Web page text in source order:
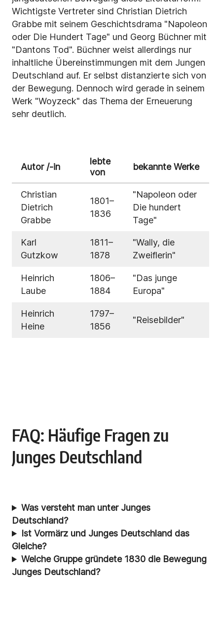
Wichtigste Vertreter sind Christian Dietrich
Grabbe mit seinem Geschichtsdrama "Napoleon
oder Die Hundert Tage" und Georg Büchner mit
"Dantons Tod". Büchner weist allerdings nur
inhaltliche Übereinstimmungen mit dem Jungen
Deutschland auf. Er selbst distanzierte sich von
der Bewegung. Dennoch wird gerade in seinem
Werk "Woyzeck" das Thema der Erneuerung
sehr deutlich.
Autor /-in
lebte
von
bekannte Werke
Christian
Dietrich
Grabbe
1801–
1836
"Napoleon oder
Die hundert
Tage"
Karl
Gutzkow
1811–
1878
"Wally, die
Zweiflerin"
Heinrich
Laube
1806–
1884
"Das junge
Europa"
Heinrich
Heine
1797–
1856
"Reisebilder"
FAQ: Häufige Fragen zu
Junges Deutschland
Was versteht man unter Junges
Deutschland?
Ist Vormärz und Junges Deutschland das
Gleiche?
Welche Gruppe gründete 1830 die Bewegung
Junges Deutschland?